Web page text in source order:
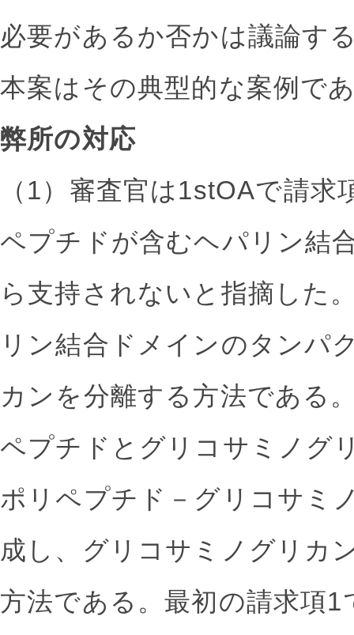
必要があるか否かは議論す
本案はその典型的な案例で
弊所の対応
（1）審査官は1stOAで請
ペプチドが含むヘパリン結
ら支持されないと指摘した
リン結合ドメインのタンパ
カンを分離する方法である
ペプチドとグリコサミノグ
ポリペプチド－グリコサミ
成し、グリコサミノグリカ
方法である。最初の請求項